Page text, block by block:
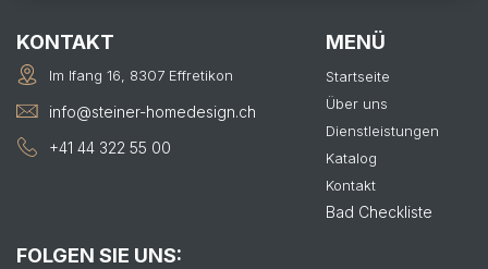
KONTAKT
Im Ifang 16, 8307 Effretikon
info@steiner-homedesign.ch
+41 44 322 55 00
MENÜ
Startseite
Über uns
Dienstleistungen
Katalog
Kontakt
Bad Checkliste
FOLGEN SIE UNS: